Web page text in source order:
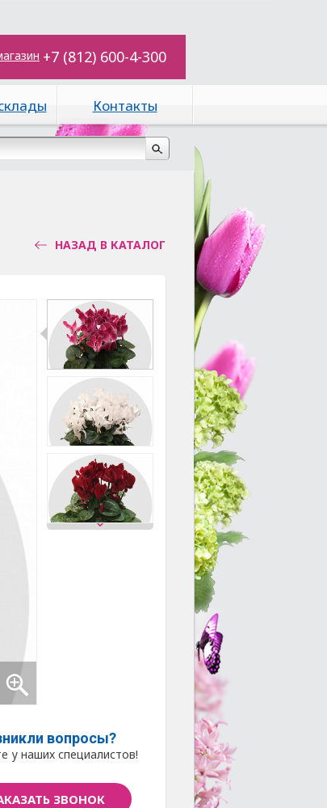
+7 (812) 600-4-300
Контакты
НАЗАД В КАТАЛОГ
вопросы?
у наших специалистов!
ЗВОНОК